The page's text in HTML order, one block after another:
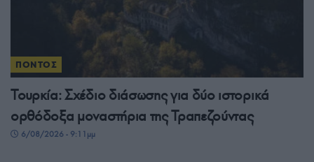
ΠΟΝΤΟΣ
Τουρκία: Σχέδιο διάσωσης για δύο ιστορικά
ορθόδοξα μοναστήρια της Τραπεζούντας
6/08/2026 - 9:11μμ